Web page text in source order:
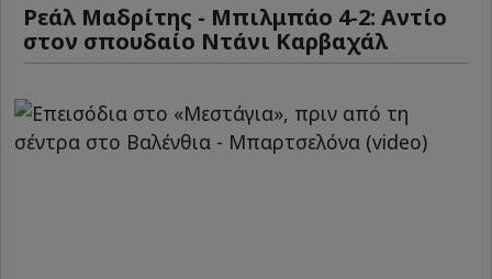
Ρεάλ Μαδρίτης - Μπιλμπάο 4-2: Αντίο
στον σπουδαίο Ντάνι Καρβαχάλ